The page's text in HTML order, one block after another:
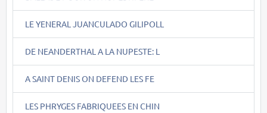
LE YENERAL JUANCULADO GILIPOLL
DE NEANDERTHAL A LA NUPESTE: L
A SAINT DENIS ON DEFEND LES FE
LES PHRYGES FABRIQUEES EN CHIN